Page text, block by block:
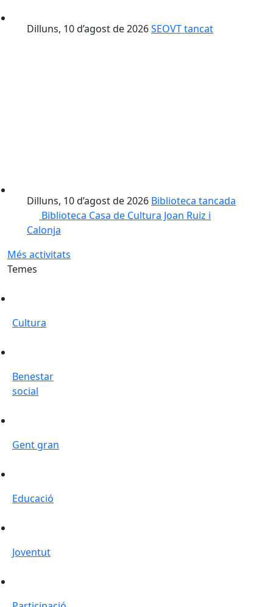
Dilluns, 10 d’agost de 2026SEOVT tancat
Dilluns, 10 d’agost de 2026 Biblioteca tancada
Biblioteca Casa de Cultura Joan Ruiz i
Calonja
Més activitats
Temes
Cultura
Benestar
social
Gent gran
Educació
Joventut